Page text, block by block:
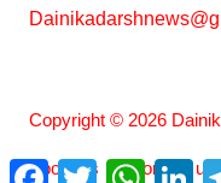
Copyright © 2026
About us Contact us
F
T
W
L